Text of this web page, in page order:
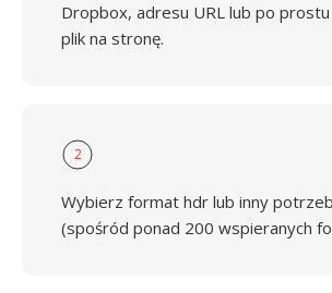
Dropbox, adresu URL lub po
plik na stronę.
2
Wybierz format hdr lub inny
(spośród ponad 200 wspieranych